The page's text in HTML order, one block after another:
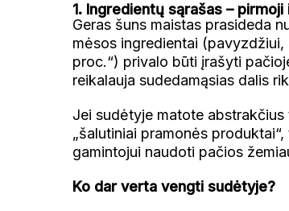
1. Ingredientų sąrašas –
Geras šuns maistas prasideda
mėsos ingredientai
proc.“) privalo būti įrašyti
reikalauja sudedamąsias dalis
Jei sudėtyje matote
„šalutiniai pramonės
gamintojui naudoti pačios
Ko dar verta vengti sudėtyje?